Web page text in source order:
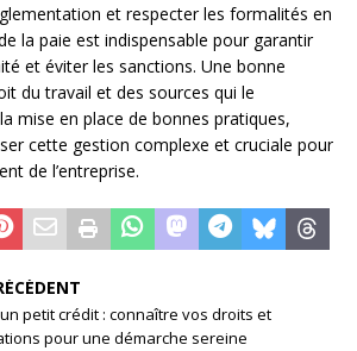
et respecter les formalités en
la paie est indispensable pour garantir
et éviter les sanctions. Une bonne
du travail et des sources qui le
mise en place de bonnes pratiques,
cette gestion complexe et cruciale pour
de l’entreprise.
petit crédit : connaître vos droits et
pour une démarche sereine